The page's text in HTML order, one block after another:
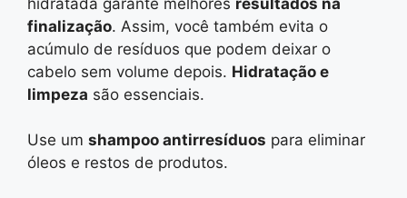
finalização. Assim, você também evita o
acúmulo de resíduos que podem deixar o
cabelo sem volume depois. Hidratação e
limpeza são essenciais.
Use um shampoo antirresíduos para eliminar
óleos e restos de produtos.